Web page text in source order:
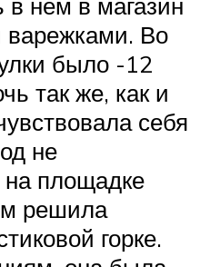
варежками. Во
было -12
так же, как и
себя
не
площадке
решила
горке.